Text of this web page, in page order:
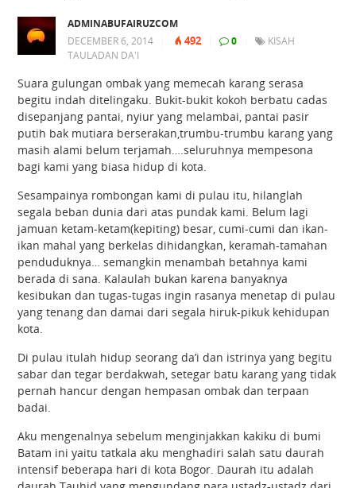
ADMINABUFAIRUZCOM
DECEMBER 6, 2014
492 0
KISAH
TAULADAN DA'I
Suara gulungan ombak yang memecah karang serasa
begitu indah ditelingaku. Bukit-bukit kokoh berbatu cadas
disepanjang pantai, nyiur yang melambai, pantai pasir
putih bak mutiara berserakan,trumbu-trumbu karang yang
masih alami belum terjamah….seluruhnya mempesona
bagi kami yang biasa hidup di kota.
Sesampainya rombongan kami di pulau itu, hilanglah
segala beban dunia dari atas pundak kami. Belum lagi
jamuan ketam-ketam(kepiting) besar, cumi-cumi dan ikan-
ikan mahal yang berkelas dihidangkan, keramah-tamahan
penduduknya… semangkin menambah betahnya kami
berada di sana. Kalaulah bukan karena banyaknya
kesibukan dan tugas-tugas ingin rasanya menetap di pulau
yang tenang dan damai dari segala hiruk-pikuk kehidupan
kota.
Di pulau itulah hidup seorang da’i dan istrinya yang begitu
sabar dan tegar berdakwah, setegar batu karang yang tidak
pernah hancur dengan hempasan ombak dan terpaan
badai.
Aku mengenalnya sebelum menginjakkan kakiku di bumi
Batam ini yaitu tatkala aku menghadiri salah satu daurah
intensif beberapa hari di kota Bogor. Daurah itu adalah